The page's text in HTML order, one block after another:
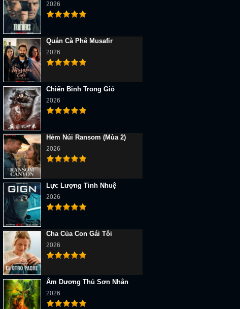
2026
Quán Cà Phê Musafir
2026
Chiến Binh Trong Gió
2026
Hẻm Núi Ransom (Mùa 2)
2026
Lực Lượng Tinh Nhuệ
2026
Cha Của Con Gái Tôi
2026
Âm Dương Thủ Sơn Nhân
2026